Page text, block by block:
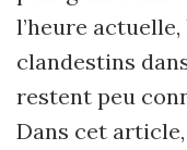
l’heure
clandestins
restent peu
Dans cet